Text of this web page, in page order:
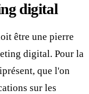
digital
être une pierre
digital. Pour la
que l'on
sur les